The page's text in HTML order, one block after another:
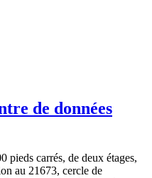
de données
pieds carrés, de deux étages,
au 21673, cercle de